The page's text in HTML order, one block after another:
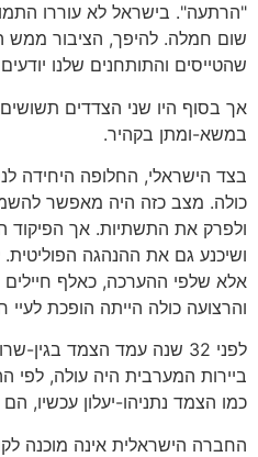
"הרתעה". בישראל לא עוררו
שום חמלה. להיפך, הציבור ממש
שהטייסים והתותחנים שלנו יודעים
אך בסוף היו שני הצדדים
במשא-ומתן בקהיר.
בצד הישראלי, החלופה היחידה
כולה. מצב כזה היה מאפשר
ולפרק את התשתיות. אך הפיקוד
ושיכנע גם את ההנהגה
אלא שלפי ההערכה, כאלף חיילים
והרצועה כולה הייתה הופכת לעיי
לפני 32 שנה עמד הצמד
כמו הצמד נתניהו-יעלון עכשיו,
החברה הישראלית אינה מוכנה